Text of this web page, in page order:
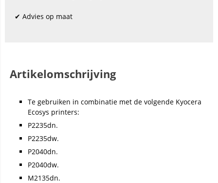
✔ Advies op maat
Artikelomschrijving
Te gebruiken in combinatie met de volgende Kyocera
Ecosys printers:
P2235dn.
P2235dw.
P2040dn.
P2040dw.
M2135dn.